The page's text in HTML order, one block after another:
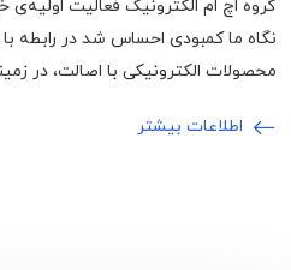
نگاه ما کمبودی احساس شد در رابطه
محصولات الکترونیکی با اصالت، در
اطلاعات بیشتر